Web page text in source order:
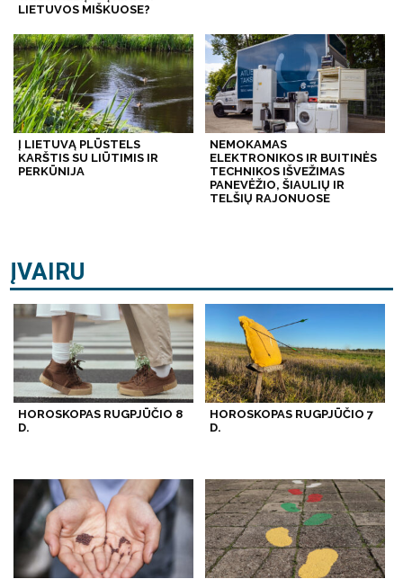
LIETUVOS MIŠKUOSE?
Į LIETUVĄ PLŪSTELS
KARŠTIS SU LIŪTIMIS IR
PERKŪNIJA
NEMOKAMAS
ELEKTRONIKOS IR BUITINĖS
TECHNIKOS IŠVEŽIMAS
PANEVĖŽIO, ŠIAULIŲ IR
TELŠIŲ RAJONUOSE
ĮVAIRU
HOROSKOPAS RUGPJŪČIO 8
D.
HOROSKOPAS RUGPJŪČIO 7
D.